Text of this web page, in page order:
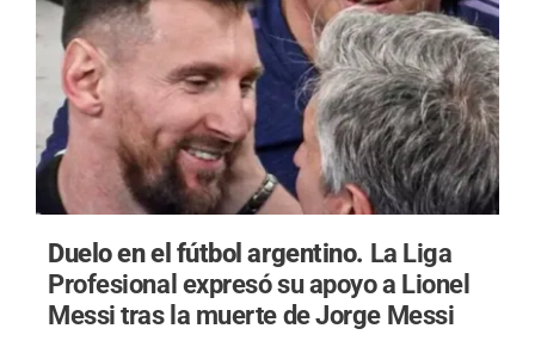
Duelo en el fútbol argentino. La Liga
Profesional expresó su apoyo a Lionel
Messi tras la muerte de Jorge Messi